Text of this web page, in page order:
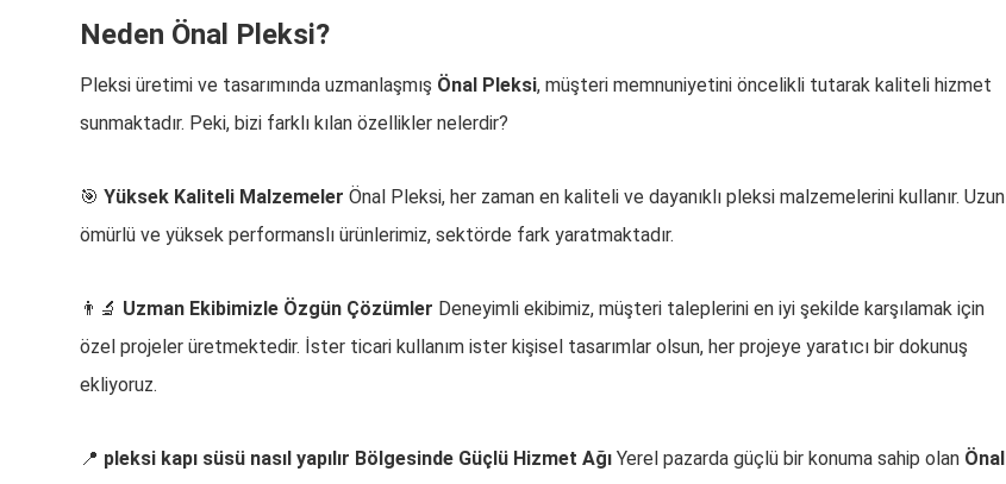
Neden Önal Pleksi?
Pleksi üretimi ve tasarımında uzmanlaşmış Önal Pleksi, müşteri memnuniyetini öncelikli tutarak kaliteli hizmet
sunmaktadır. Peki, bizi farklı kılan özellikler nelerdir?
🎯Yüksek Kaliteli Malzemeler Önal Pleksi, her zaman en kaliteli ve dayanıklı pleksi malzemelerini kullanır. Uzun
ömürlü ve yüksek performanslı ürünlerimiz, sektörde fark yaratmaktadır.
👨‍🔬 Uzman Ekibimizle Özgün Çözümler Deneyimli ekibimiz, müşteri taleplerini en iyi şekilde karşılamak için
özel projeler üretmektedir. İster ticari kullanım ister kişisel tasarımlar olsun, her projeye yaratıcı bir dokunuş
ekliyoruz.
📍 pleksi kapı süsü nasıl yapılır Bölgesinde Güçlü Hizmet Ağı Yerel pazarda güçlü bir konuma sahip olan Önal